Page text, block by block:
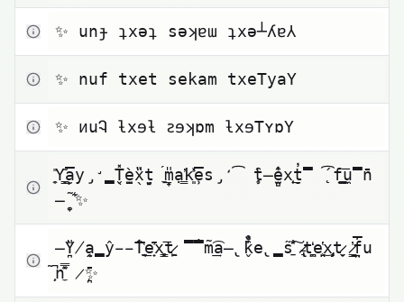
✨ unɟ ʇxǝʇ sǝʞɐɯ ʇxǝ┴ʎɐ⅄Zum Kopieren klicken
✨ nuf txet sekam txeTyaYZum Kopieren klicken
✨ ᴎuᎸ ƚxɘƚ ꙅɘʞɒm ƚxɘTʏɒYZum Kopieren klicken
͙̯̎Y​̮͇͂a​̦̮̅y​̡̛̳T​̬̖̽e​̼̫̀x​̖̎̏t​̤̗̝ ​̼́͟m​̣̟̎a​͇̣̕k​͈̓̽e​̹̹̅s​̡̒͡ ​̹̥̑t​̶̑̍e​̫̻̔x​̜̦͟t​̮̓̿ ​̨́͡f​͇̲͞u​̼̿̄n​
̶̯̟ ​̾̃͂✨
Zum Kopieren klicken
̶̪̀̎Y​̸̰̜̭a​̨̨̳̂y​̵̵̔̃T​̫͉̔͟e​̟͂̈̓x​͇̻̼͞t​̷͖̫̯ ​̿̆̐̿m​̃͟͢͡a​̶̢̑̕k​̬̊̏̔e​̢̣̳̃s​̠̐̽͠ ​̷̵̢͉t​͚̪̗̒e​̬̤̔͜x​̡͎̹̙t​̷͙̬̮ ​̷͇̓͟f​̪̤̅̕u​
͎̗̃̚n​̼̿̽͂ ​̷̨̪̄✨
Zum Kopieren klicken